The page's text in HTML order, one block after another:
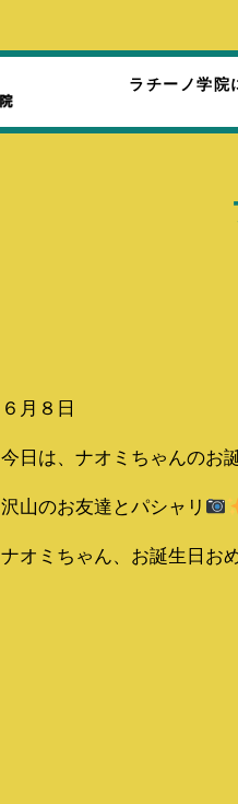
ラチーノ学院
６月８日
今日は、ナオミちゃんのお
沢山のお友達とパシャリ
ナオミちゃん、お誕生日お